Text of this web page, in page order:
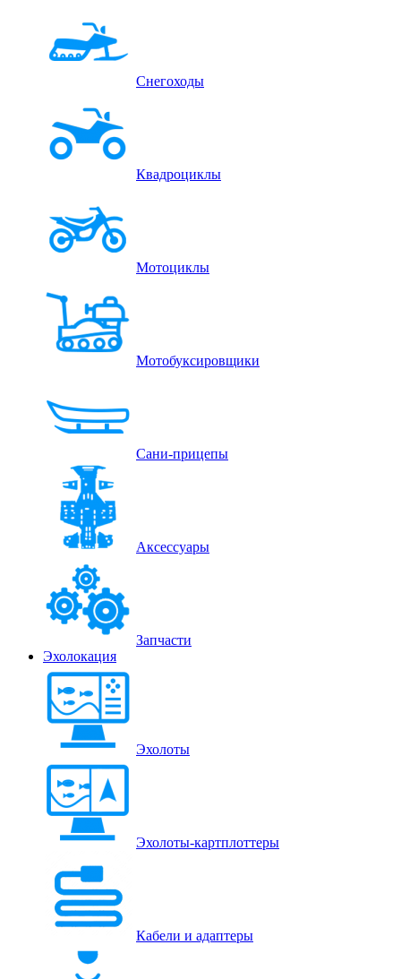
Снегоходы
Квадроциклы
Мотоциклы
Мотобуксировщики
Сани-прицепы
Аксессуары
Запчасти
Эхолокация
Эхолоты
Эхолоты-картплоттеры
Кабели и адаптеры